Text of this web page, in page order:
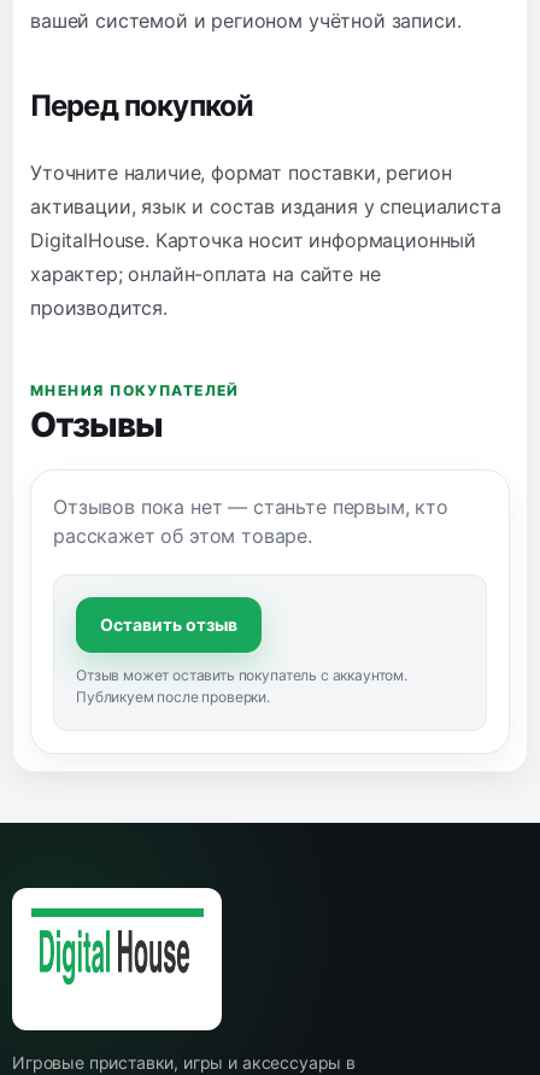
вашей системой и регионом учётной записи.
Перед покупкой
Уточните наличие, формат поставки, регион
активации, язык и состав издания у специалиста
DigitalHouse. Карточка носит информационный
характер; онлайн-оплата на сайте не
производится.
МНЕНИЯ ПОКУПАТЕЛЕЙ
Отзывы
Отзывов пока нет — станьте первым, кто
расскажет об этом товаре.
Оставить отзыв
Отзыв может оставить покупатель с аккаунтом.
Публикуем после проверки.
Игровые приставки, игры и аксессуары в